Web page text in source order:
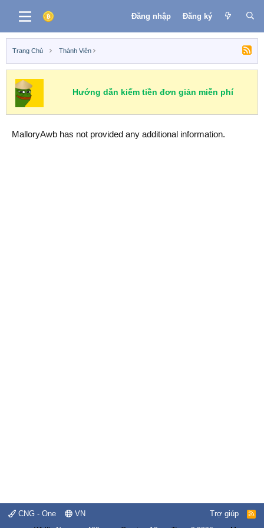
Đăng nhập Đăng ký
Trang Chủ Thành Viên
Hướng dẫn kiếm tiền đơn giản miễn phí
MalloryAwb has not provided any additional information.
CNG - One VN Trợ giúp
R